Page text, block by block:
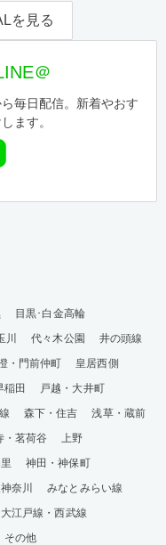
を見る
＠
毎日配信。新着やおす
ます。
目黒･白金高輪
川 代々木公園
井の頭線
・門前仲町
皇居西側
稲田
戸越・大井町
森下・住吉
浅草・蔵前
・茗荷谷
上野
神田・神保町
奈川
みなとみらい線
江戸線・西武線
その他